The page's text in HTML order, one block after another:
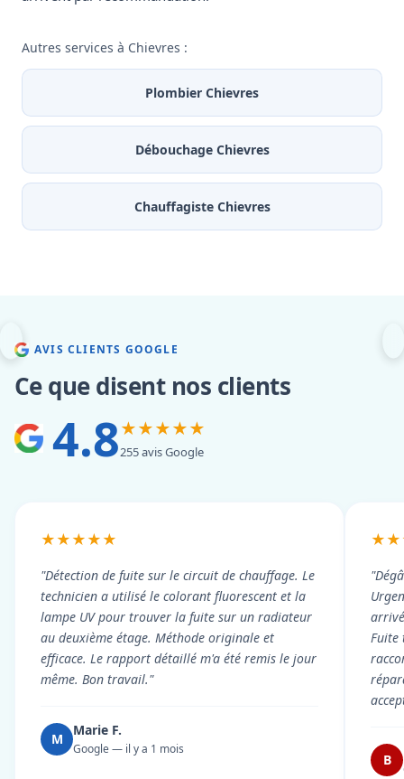
Autres services à Chievres :
Plombier Chievres
Débouchage Chievres
Chauffagiste Chievres
AVIS CLIENTS GOOGLE
Ce que disent nos clients
4.8★★★★★
255 avis Google
★★★★★
"Détection de fuite sur le circuit de chauffage. Le
technicien a utilisé le colorant fluorescent et la
lampe UV pour trouver la fuite sur un radiateur
au deuxième étage. Méthode originale et
efficace. Le rapport détaillé m'a été remis le jour
même. Bon travail."
M
Marie F.
Google — il y a 1 mois
Fuite
B